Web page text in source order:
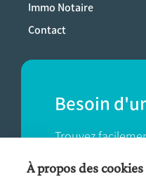
Immo Notaire
Contact
Besoin
Trouvez
près de chez vous.
À propos des